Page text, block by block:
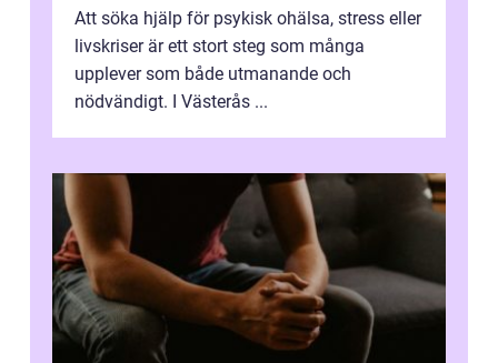
Att söka hjälp för psykisk ohälsa, stress eller
livskriser är ett stort steg som många
upplever som både utmanande och
nödvändigt. I Västerås ...